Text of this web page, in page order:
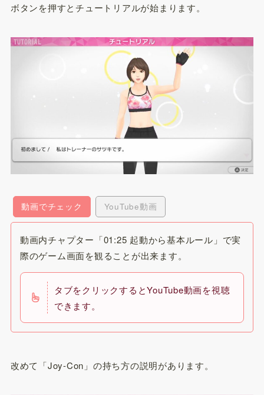
ボタンを押すとチュートリアルが始まります。
動画でチェック YouTube動画
動画内チャプター「01:25 起動から基本ルール」で実
際のゲーム画面を観ることが出来ます。
タブをクリックするとYouTube動画を視聴
できます。
改めて「Joy-Con」の持ち方の説明があります。